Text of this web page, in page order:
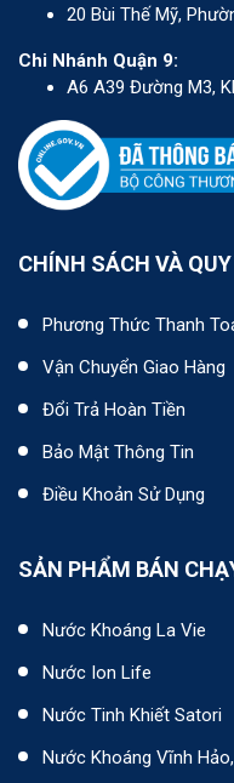
20 Bùi Thế Mỹ,
Chi Nhánh Quận 9:
A6 A39 Đường M3,
CHÍNH SÁCH VÀ
Phương Thức Thanh
Vận Chuyển Giao Hàng
Đổi Trả Hoàn Tiền
Bảo Mật Thông Tin
Điều Khoản Sử Dụng
SẢN PHẨM BÁN
Nước Khoáng La Vie
Nước Ion Life
Nước Tinh Khiết Satori
Nước Khoáng Vĩnh